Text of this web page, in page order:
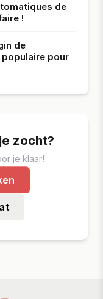
de
!
de
pour
zocht?
je klaar!